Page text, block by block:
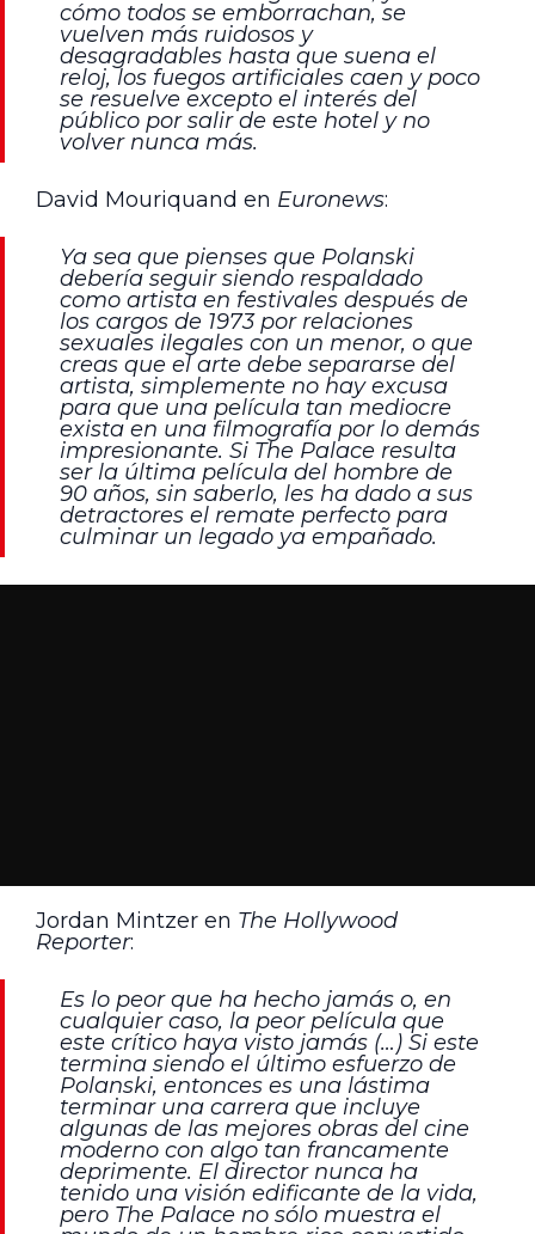
cómo todos se emborrachan, se
vuelven más ruidosos y
desagradables hasta que suena el
reloj, los fuegos artificiales caen y poco
se resuelve excepto el interés del
público por salir de este hotel y no
volver nunca más.
David Mouriquand en Euronews:
Ya sea que pienses que Polanski
debería seguir siendo respaldado
como artista en festivales después de
los cargos de 1973 por relaciones
sexuales ilegales con un menor, o que
creas que el arte debe separarse del
artista, simplemente no hay excusa
para que una película tan mediocre
exista en una filmografía por lo demás
impresionante. Si The Palace resulta
ser la última película del hombre de
90 años, sin saberlo, les ha dado a sus
detractores el remate perfecto para
culminar un legado ya empañado.
Jordan Mintzer en The Hollywood
Reporter:
Es lo peor que ha hecho jamás o, en
cualquier caso, la peor película que
este crítico haya visto jamás (…) Si este
termina siendo el último esfuerzo de
Polanski, entonces es una lástima
terminar una carrera que incluye
algunas de las mejores obras del cine
moderno con algo tan francamente
deprimente. El director nunca ha
tenido una visión edificante de la vida,
pero The Palace no sólo muestra el